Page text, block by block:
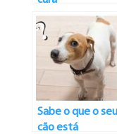
Sabe o que o seu
cão está